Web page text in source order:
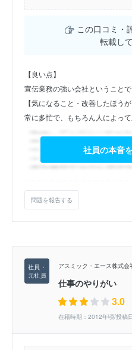
この口コミ・
転載し
【良い点】
宣伝業務の強い会社ということ
【気になること・改善したほうが
常に多忙で、もちろん人によっ
社員の本音
問題を報告する
アスミック・エース株式
仕事のやりがい
3.0
在籍時期：2012年頃/投稿